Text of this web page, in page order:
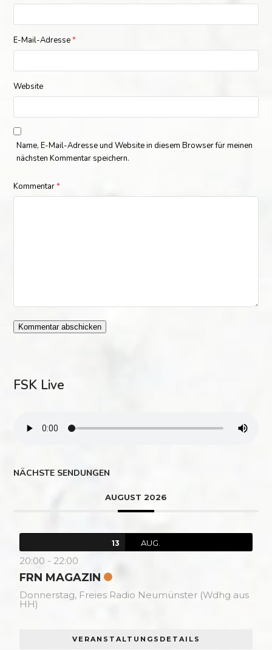
E-Mail-Adresse*
Website
Name, E-Mail-Adresse und Website in diesem Browser für meinen
nächsten Kommentar speichern.
Kommentar*
FSK Live
NÄCHSTE SENDUNGEN
AUGUST 2026
13 AUG.
20:00 - 22:00
FRN MAGAZIN
Donnerstag, Freies Radio Neumünster (Wdhg aus
HH)
VERANSTALTUNGSDETAILS